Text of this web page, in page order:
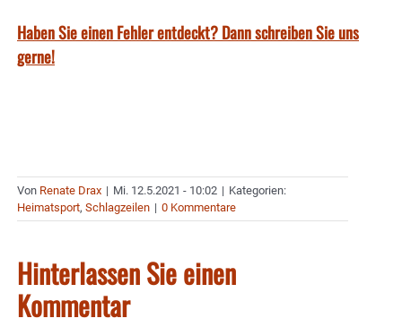
Haben Sie einen Fehler entdeckt? Dann schreiben Sie uns
gerne!
Von Renate Drax | Mi. 12.5.2021 - 10:02 | Kategorien:
Heimatsport, Schlagzeilen | 0 Kommentare
Hinterlassen Sie einen
Kommentar